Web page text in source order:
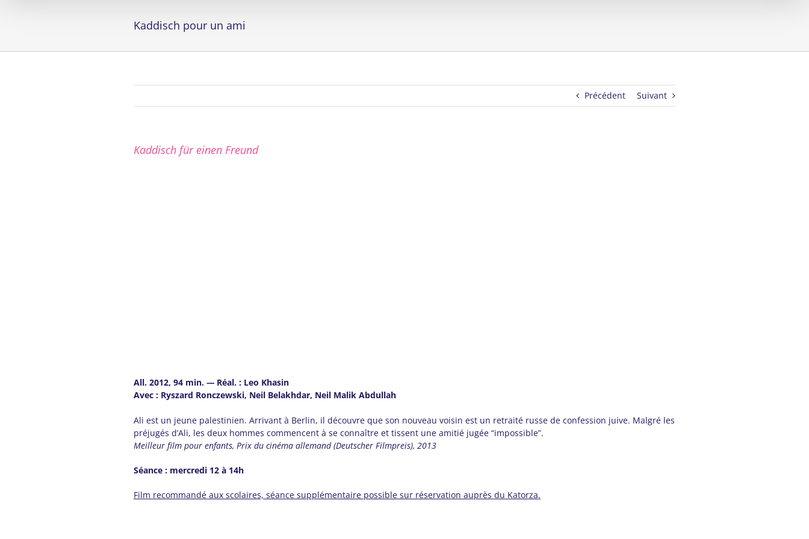
Kaddisch pour un ami
Précédent Suivant
Kaddisch für einen Freund
All. 2012, 94 min. — Réal. : Leo Khasin
Avec : Ryszard Ronczewski, Neil Belakhdar, Neil Malik Abdullah
Ali est un jeune palestinien. Arrivant à Berlin, il découvre que son nouveau voisin est un retraité russe de confession juive. Malgré les
préjugés d’Ali, les deux hommes commencent à se connaître et tissent une amitié jugée “impossible”.
Meilleur film pour enfants, Prix du cinéma allemand (Deutscher Filmpreis), 2013
Séance : mercredi 12 à 14h
Film recommandé aux scolaires, séance supplémentaire possible sur réservation auprès du Katorza.